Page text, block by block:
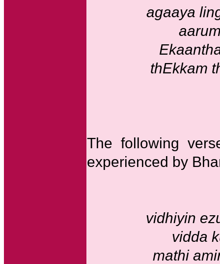
agaaya
thEkkam
The following
experienced by
vidhiyin
vidda
mathi